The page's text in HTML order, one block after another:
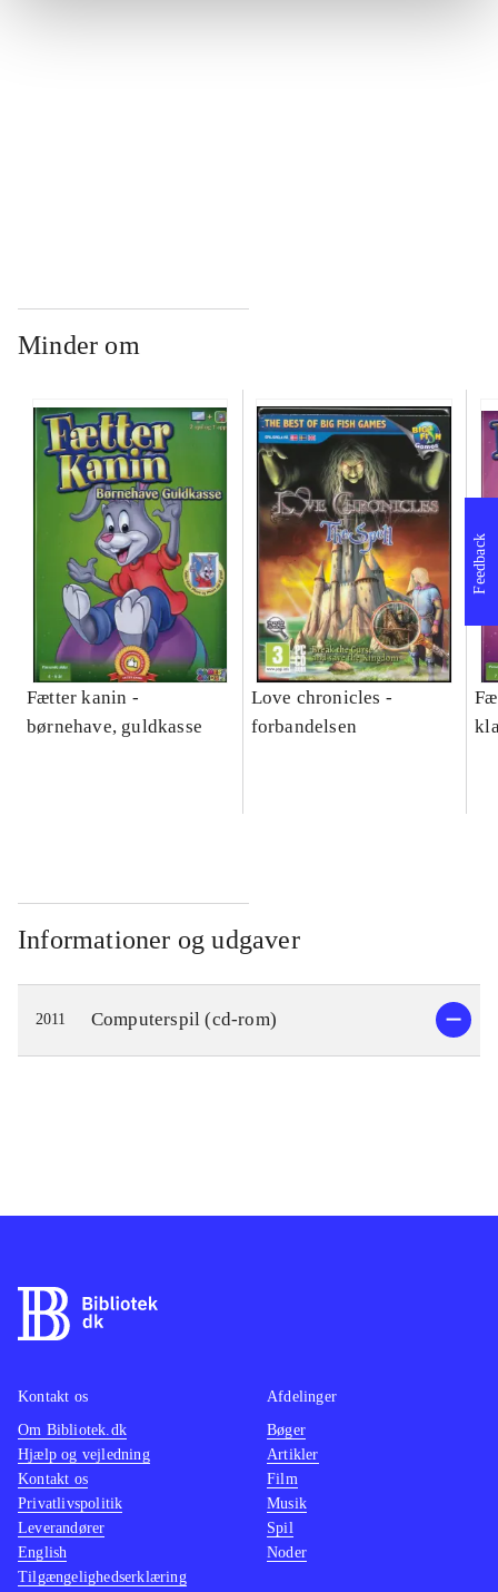
Minder om
Fætter kanin -
børnehave, guldkasse
Love chronicles -
forbandelsen
Informationer og udgaver
2011 Computerspil (cd-rom)
Feedback
Kontakt os
Om Bibliotek.dk
Hjælp og vejledning
Kontakt os
Privatlivspolitik
Leverandører
English
Tilgængelighedserklæring
Afdelinger
Bøger
Artikler
Film
Musik
Spil
Noder